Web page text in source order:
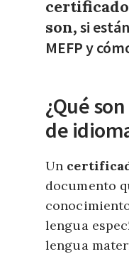
son, si
MEFP y
¿Qué
de
Un
documento
lengua
lengua